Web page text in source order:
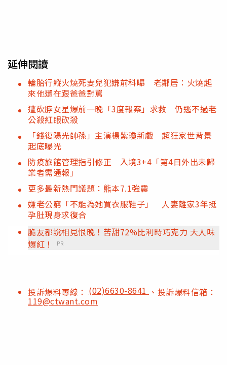
延伸閱讀
輪胎行縱火燒死妻兒犯嫌前科曝 老鄰居：火燒起
來他還在跟爸爸對罵
遭砍脖女星爆前一晚「3度報案」求救 仍逃不過老
公殺紅眼砍殺
「錢復陽光帥孫」主演楊紫瓊新戲 超狂家世背景
起底曝光
防疫旅館管理指引修正 入境3+4「第4日外出未歸
業者需通報」
更多最新熱門議題：熊本7.1強震
嫌老公窮「不能為她買衣服鞋子」 人妻離家3年挺
孕肚現身求復合
脆友都說相見恨晚！苦甜72%比利時巧克力 大人味
爆紅！
PR
投訴爆料專線： (02)6630-8641 、投訴爆料信箱：
119@ctwant.com